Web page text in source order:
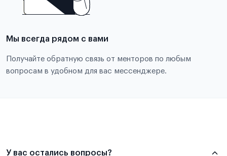
Мы всегда рядом с вами
Получайте обратную связь от менторов по любым
вопросам в удобном для вас мессенджере.
У вас остались вопросы?